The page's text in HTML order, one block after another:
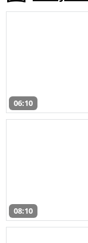
06:10
08:10